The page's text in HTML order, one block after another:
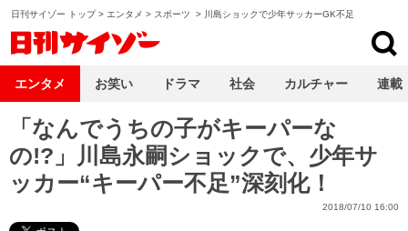
日刊サイゾー トップ> エンタメ > スポーツ > 川島ショックで少年サッカーGK不足
「なんでうちの子がキーパーな
の!?」川島永嗣ショックで、少年サ
ッカー“キーパー不足”深刻化！
2018/07/10 16:00
エンタメ お笑い ドラマ 社会 カルチャー 連載